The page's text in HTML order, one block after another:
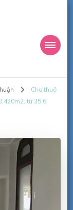
Cho thuê
từ 35.6